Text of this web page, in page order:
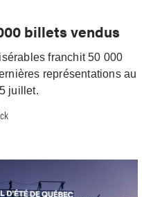
billets vendus
franchit 50 000
représentations au
juillet.